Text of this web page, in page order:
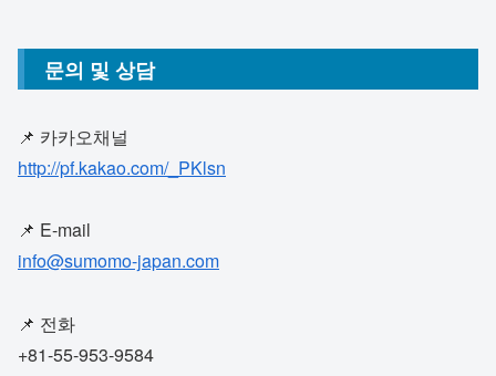
문의 및 상담
📌 카카오채널
http://pf.kakao.com/_PKlsn
📌 E-mail
info@sumomo-japan.com
📌 전화
+81-55-953-9584